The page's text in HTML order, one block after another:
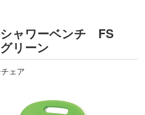
ャワーベンチ FS
リーン
ェア